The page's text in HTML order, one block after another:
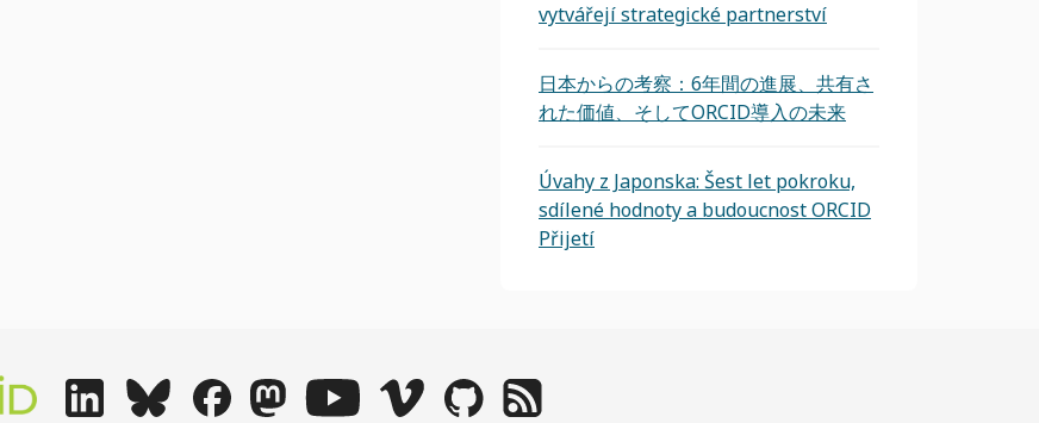
vytvářejí strategické partnerství
日本からの考察：6年間の進展、共有さ
れた価値、そしてORCID導入の未来
Úvahy z Japonska: Šest let pokroku,
sdílené hodnoty a budoucnost ORCID
Přijetí